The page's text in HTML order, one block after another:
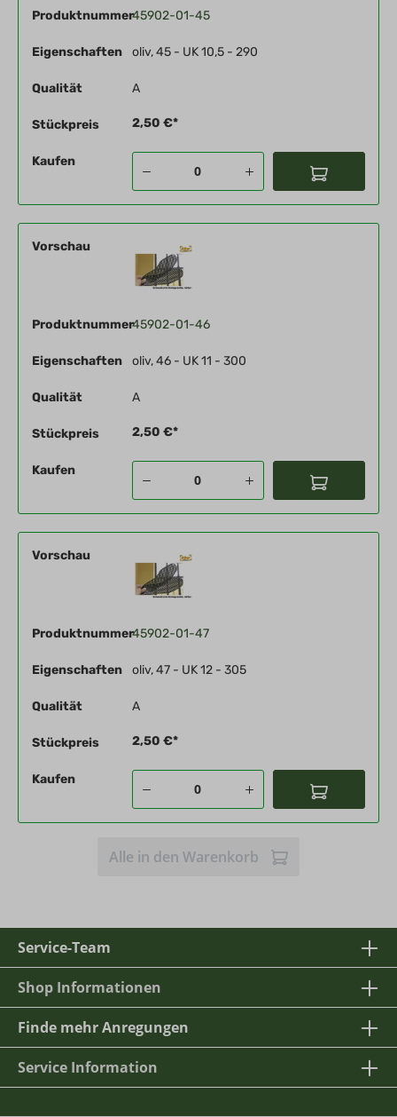
Produktnummer45902-01-45
Eigenschaften oliv, 45 - UK 10,5 - 290
Qualität A
Stückpreis 2,50 €*
Kaufen
Vorschau
Produktnummer45902-01-46
Eigenschaften oliv, 46 - UK 11 - 300
Qualität A
Stückpreis 2,50 €*
Kaufen
Vorschau
Produktnummer45902-01-47
Eigenschaften oliv, 47 - UK 12 - 305
Qualität A
Stückpreis 2,50 €*
Kaufen
Alle in den Warenkorb
Service-Team
Shop Informationen
Finde mehr Anregungen
Service Information